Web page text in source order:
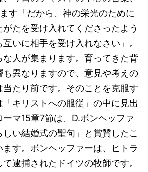
す「だから、神の栄光のために
たを受け入れてくださったよう
いに相手を受け入れなさい」。
な人が集まります。育ってきた背
も異なりますので、意見や考えの
たり前です。そのことを克服す
「キリストへの服従」の中に見出
ーマ15章7節は、D.ボンヘッファ
い結婚式の聖句」と賞賛したこ
ます。ボンヘッファーは、ヒトラ
逮捕されたドイツの牧師です。